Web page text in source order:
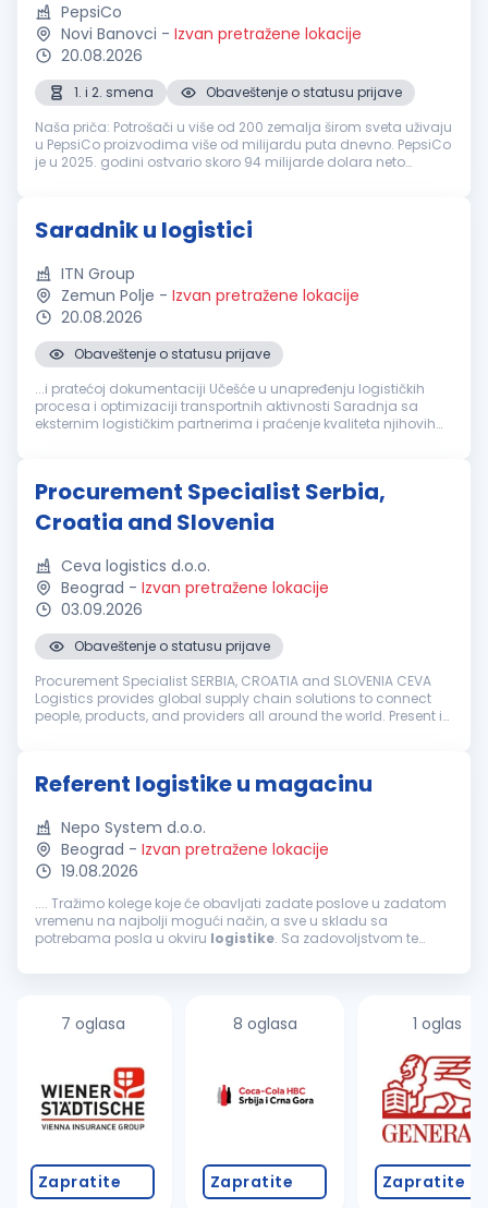
PepsiCo
Novi Banovci - Izvan pretražene lokacije
20.08.2026
1. i 2. smena
Obaveštenje o statusu prijave
Naša priča: Potrošači u više od 200 zemalja širom sveta uživaju
u PepsiCo proizvodima više od milijardu puta dnevno. PepsiCo
je u 2025. godini ostvario skoro 94 milijarde dolara neto
Saradnik u logistici
ITN Group
Zemun Polje - Izvan pretražene lokacije
20.08.2026
Obaveštenje o statusu prijave
...i pratećoj dokumentaciji Učešće u unapređenju logističkih
procesa i optimizaciji transportnih aktivnosti Saradnja sa
eksternim logističkim partnerima i praćenje kvaliteta njihovih
Procurement Specialist Serbia,
Croatia and Slovenia
Ceva logistics d.o.o.
Beograd - Izvan pretražene lokacije
03.09.2026
Obaveštenje o statusu prijave
Procurement Specialist SERBIA, CROATIA and SLOVENIA CEVA
Logistics provides global supply chain solutions to connect
people, products, and providers all around the world. Present in
Referent logistike u magacinu
Nepo System d.o.o.
Beograd - Izvan pretražene lokacije
19.08.2026
.... Tražimo kolege koje će obavljati zadate poslove u zadatom
vremenu na najbolji mogući način, a sve u skladu sa
potrebama posla u okviru logistike. Sa zadovoljstvom te
proširimo tim
7 oglasa
Zapratite
8 oglasa
Zapratite
1 oglas
Zapratite